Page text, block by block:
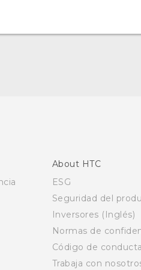
About HTC
ESG
Seguridad del
Inversores (Inglés)
Normas de
Código de conducta
Trabaja con